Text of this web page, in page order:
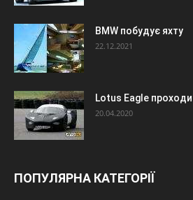
BMW побудує яхту
22.12.2021
Lotus Eagle
20.04.2020
ПОПУЛЯРНА КАТЕГОРІЇ